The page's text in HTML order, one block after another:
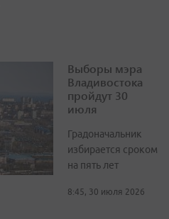
Выборы мэра
Владивостока
пройдут 30
июля
Градоначальник
избирается сроком
на пять лет
8:45, 30 июля 2026